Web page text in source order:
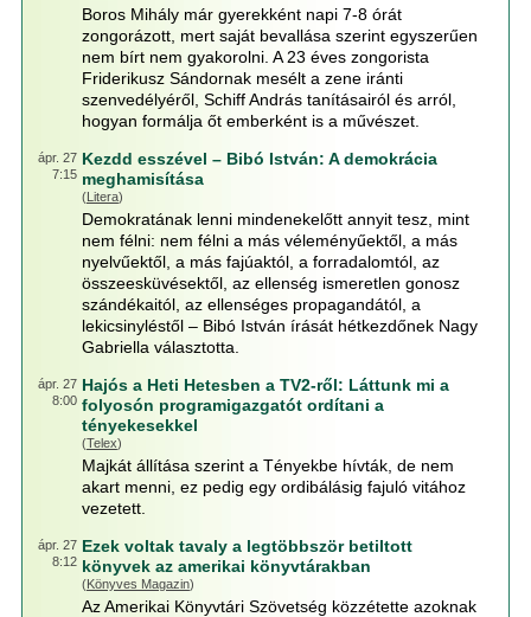
Boros Mihály már gyerekként napi 7-8 órát
zongorázott, mert saját bevallása szerint egyszerűen
nem bírt nem gyakorolni. A 23 éves zongorista
Friderikusz Sándornak mesélt a zene iránti
szenvedélyéről, Schiff András tanításairól és arról,
hogyan formálja őt emberként is a művészet.
ápr. 27
7:15
Kezdd esszével – Bibó István: A demokrácia
meghamisítása
(Litera)
Demokratának lenni mindenekelőtt annyit tesz, mint
nem félni: nem félni a más véleményűektől, a más
nyelvűektől, a más fajúaktól, a forradalomtól, az
összeesküvésektől, az ellenség ismeretlen gonosz
szándékaitól, az ellenséges propagandától, a
lekicsinyléstől – Bibó István írását hétkezdőnek Nagy
Gabriella választotta.
ápr. 27
8:00
Hajós a Heti Hetesben a TV2-ről: Láttunk mi a
folyosón programigazgatót ordítani a
tényekesekkel
(Telex)
Majkát állítása szerint a Tényekbe hívták, de nem
akart menni, ez pedig egy ordibálásig fajuló vitához
vezetett.
ápr. 27
8:12
Ezek voltak tavaly a legtöbbször betiltott
könyvek az amerikai könyvtárakban
(Könyves Magazin)
Az Amerikai Könyvtári Szövetség közzétette azoknak